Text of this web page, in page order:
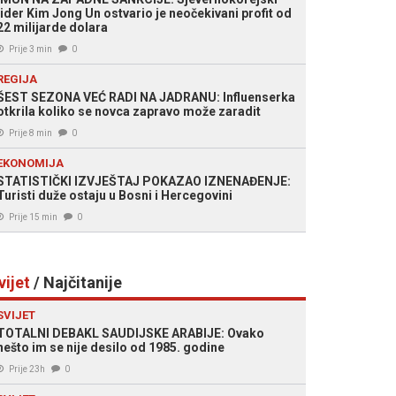
Kim Jong Un ostvario je neočekivani profit od
milijarde dolara
Prije 3 min 0
SEZONA VEĆ RADI NA JADRANU: Influenserka
koliko se novca zapravo može zaradit
Prije 8 min 0
IZVJEŠTAJ POKAZAO IZNENAĐENJE:
duže ostaju u Bosni i Hercegovini
Prije 15 min 0
/ Najčitanije
DEBAKL SAUDIJSKE ARABIJE: Ovako
im se nije desilo od 1985. godine
Prije 23h 0